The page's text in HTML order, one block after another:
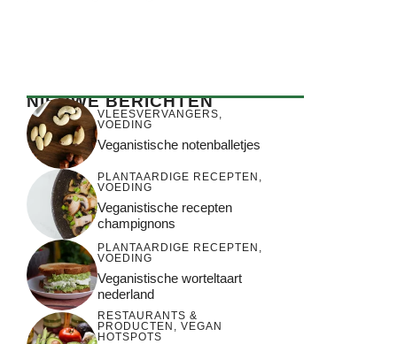
NIEUWE BERICHTEN
VLEESVERVANGERS,
VOEDING
Veganistische notenballetjes
PLANTAARDIGE RECEPTEN ,
VOEDING
Veganistische recepten
champignons
PLANTAARDIGE RECEPTEN ,
VOEDING
Veganistische worteltaart
nederland
RESTAURANTS &
PRODUCTEN , VEGAN
HOTSPOTS